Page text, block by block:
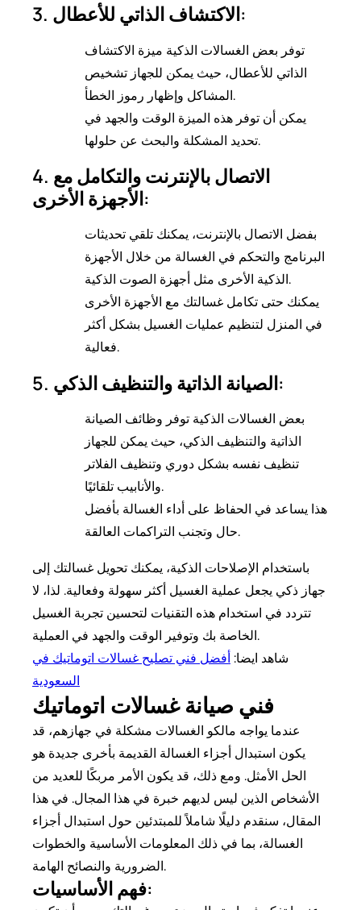
3. الاكتشاف الذاتي للأعطال:
توفر بعض الغسالات الذكية ميزة الاكتشاف
الذاتي للأعطال، حيث يمكن للجهاز تشخيص
المشاكل وإظهار رموز الخطأ.
يمكن أن توفر هذه الميزة الوقت والجهد في
تحديد المشكلة والبحث عن حلولها.
4. الاتصال بالإنترنت والتكامل مع
الأجهزة الأخرى:
بفضل الاتصال بالإنترنت، يمكنك تلقي تحديثات
البرنامج والتحكم في الغسالة من خلال الأجهزة
الذكية الأخرى مثل أجهزة الصوت الذكية.
يمكنك حتى تكامل غسالتك مع الأجهزة الأخرى
في المنزل لتنظيم عمليات الغسيل بشكل أكثر
فعالية.
5. الصيانة الذاتية والتنظيف الذكي:
بعض الغسالات الذكية توفر وظائف الصيانة
الذاتية والتنظيف الذكي، حيث يمكن للجهاز
تنظيف نفسه بشكل دوري وتنظيف الفلاتر
والأنابيب تلقائيًا.
هذا يساعد في الحفاظ على أداء الغسالة بأفضل
حال وتجنب التراكمات العالقة.
باستخدام الإصلاحات الذكية، يمكنك تحويل غسالتك إلى
جهاز ذكي يجعل عملية الغسيل أكثر سهولة وفعالية. لذا، لا
تتردد في استخدام هذه التقنيات لتحسين تجربة الغسيل
الخاصة بك وتوفير الوقت والجهد في العملية.
شاهد ايضا: أفضل فني تصليح غسالات اتوماتيك في
السعودية
فني صيانة غسالات اتوماتيك
عندما يواجه مالكو الغسالات مشكلة في جهازهم، قد
يكون استبدال أجزاء الغسالة القديمة بأخرى جديدة هو
الحل الأمثل. ومع ذلك، قد يكون الأمر مربكًا للعديد من
الأشخاص الذين ليس لديهم خبرة في هذا المجال. في هذا
المقال، سنقدم دليلًا شاملاً للمبتدئين حول استبدال أجزاء
الغسالة، بما في ذلك المعلومات الأساسية والخطوات
الضرورية والنصائح الهامة.
فهم الأساسيات: